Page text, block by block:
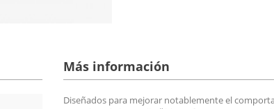
Más información
Diseñados para mejorar notablemente el